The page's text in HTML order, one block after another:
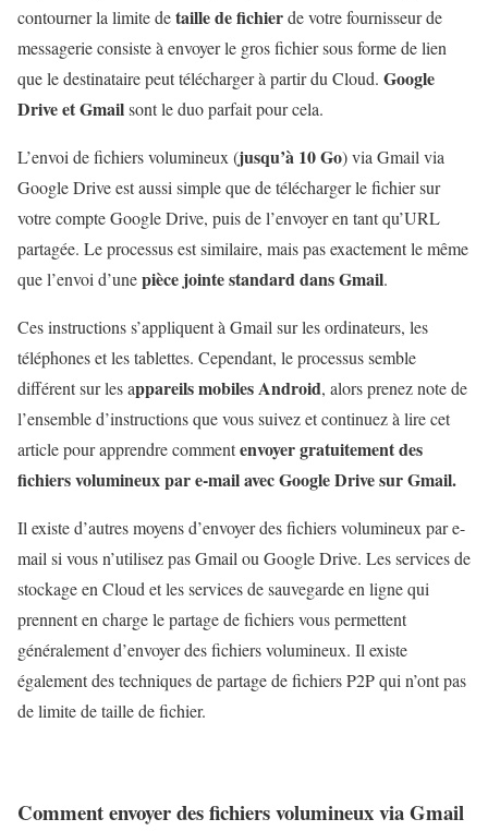
contourner la limite detaille de fichierde votre fournisseur de
messagerie consiste à envoyer le gros fichier sous forme de lien
que le destinataire peut télécharger à partir du Cloud. Google
Drive et Gmailsont le duo parfait pour cela.
L’envoi de fichiers volumineux (jusqu’à 10 Go) via Gmail via
Google Drive est aussi simple que de télécharger le fichier sur
votre compte Google Drive, puis de l’envoyer en tant qu’URL
partagée. Le processus est similaire, mais pas exactement le même
que l’envoi d’unepièce jointe standard dans Gmail.
Ces instructions s’appliquent à Gmail sur les ordinateurs, les
téléphones et les tablettes. Cependant, le processus semble
différent sur les appareils mobiles Android, alors prenez note de
l’ensemble d’instructions que vous suivez et continuez à lire cet
article pour apprendre commentenvoyer gratuitement des
fichiers volumineux par e-mail avec Google Drive sur Gmail.
Il existe d’autres moyens d’envoyer des fichiers volumineux par e-
mail si vous n’utilisez pas Gmail ou Google Drive. Les services de
stockage en Cloud et les services de sauvegarde en ligne qui
prennent en charge le partage de fichiers vous permettent
généralement d’envoyer des fichiers volumineux. Il existe
également des techniques de partage de fichiers P2P qui n’ont pas
de limite de taille de fichier.
Comment envoyer des fichiers volumineux via Gmail